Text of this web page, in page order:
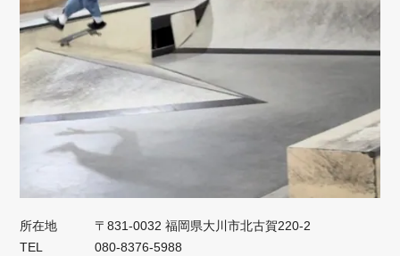
所在地
〒831-0032 福岡県大川市北古賀220-2
TEL
080-8376-5988